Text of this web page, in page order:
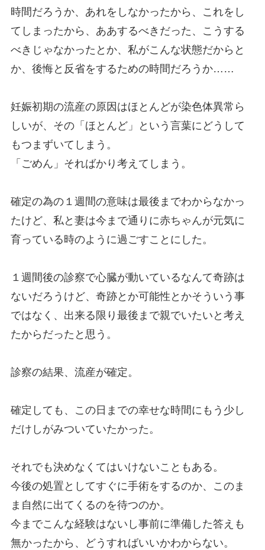
時間だろうか、あれをしなかったから、これをし
てしまったから、ああするべきだった、こうする
べきじゃなかったとか、私がこんな状態だからと
か、後悔と反省をするための時間だろうか……
妊娠初期の流産の原因はほとんどが染色体異常ら
しいが、その「ほとんど」という言葉にどうして
もつまずいてしまう。
「ごめん」そればかり考えてしまう。
確定の為の１週間の意味は最後までわからなかっ
たけど、私と妻は今まで通りに赤ちゃんが元気に
育っている時のように過ごすことにした。
１週間後の診察で心臓が動いているなんて奇跡は
ないだろうけど、奇跡とか可能性とかそういう事
ではなく、出来る限り最後まで親でいたいと考え
たからだったと思う。
診察の結果、流産が確定。
確定しても、この日までの幸せな時間にもう少し
だけしがみついていたかった。
それでも決めなくてはいけないこともある。
今後の処置としてすぐに手術をするのか、このま
ま自然に出てくるのを待つのか。
今までこんな経験はないし事前に準備した答えも
無かったから、どうすればいいかわからない。